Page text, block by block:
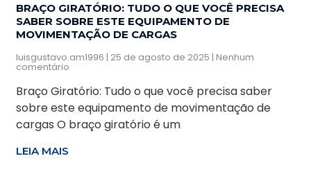
BRAÇO GIRATÓRIO: TUDO O QUE VOCÊ PRECISA
SABER SOBRE ESTE EQUIPAMENTO DE
MOVIMENTAÇÃO DE CARGAS
luisgustavo.am1996 25 de agosto de 2025 Nenhum
comentário
Braço Giratório: Tudo o que você precisa saber
sobre este equipamento de movimentação de
cargas O braço giratório é um
LEIA MAIS